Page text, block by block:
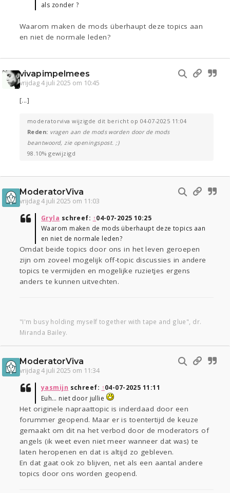
als zonder ?
Waarom maken de mods überhaupt deze topics aan
en niet de normale leden?
vivapimpelmees
vrijdag 4 juli 2025 om 10:45
[...]
moderatorviva wijzigde dit bericht op 04-07-2025 11:04
Reden: vragen aan de mods worden door de mods
beantwoord, zie openingspost. ;)
98.10% gewijzigd
ModeratorViva
vrijdag 4 juli 2025 om 11:03
Gryla schreef: ↑04-07-2025 10:25
Waarom maken de mods überhaupt deze topics aan
en niet de normale leden?
Omdat beide topics door ons in het leven geroepen
zijn om zoveel mogelijk off-topic discussies in andere
topics te vermijden en mogelijke ruzietjes ergens
anders te kunnen uitvechten.
"I'm busy holding myself together with tape and glue", dr.
Miranda Bailey.
ModeratorViva
vrijdag 4 juli 2025 om 11:34
yasmijn schreef: ↑04-07-2025 11:11
Euh… niet door jullie
Het originele napraattopic is inderdaad door een
forummer geopend. Maar er is toentertijd de keuze
gemaakt om dit na het verbod door de moderators of
angels (ik weet even niet meer wanneer dat was) te
laten heropenen en dat is altijd zo gebleven.
En dat gaat ook zo blijven, net als een aantal andere
topics door ons worden geopend.